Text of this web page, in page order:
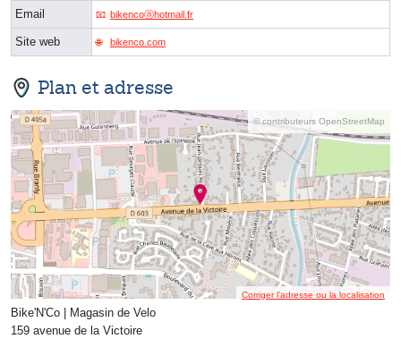
Email bikencoⓐhotmail.fr
Site web bikenco.com
Plan et adresse
© contributeurs OpenStreetMap
Corriger l’adresse ou la localisation
Bike'N'Co | Magasin de Velo
159 avenue de la Victoire